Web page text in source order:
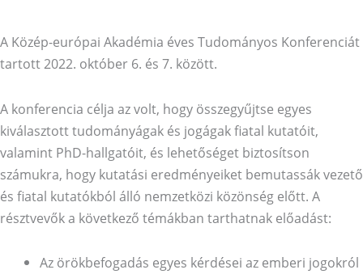
A Közép-európai Akadémia éves Tudományos Konferenciát
tartott 2022. október 6. és 7. között.
A konferencia célja az volt, hogy összegyűjtse egyes
kiválasztott tudományágak és jogágak fiatal kutatóit,
valamint PhD-hallgatóit, és lehetőséget biztosítson
számukra, hogy kutatási eredményeiket bemutassák vezető
és fiatal kutatókból álló nemzetközi közönség előtt. A
résztvevők a következő témákban tarthatnak előadást:
Az örökbefogadás egyes kérdései az emberi jogokról